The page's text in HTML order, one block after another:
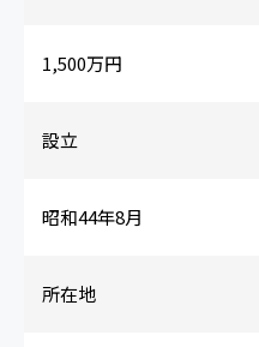
1,500万円
設立
昭和44年8月
所在地